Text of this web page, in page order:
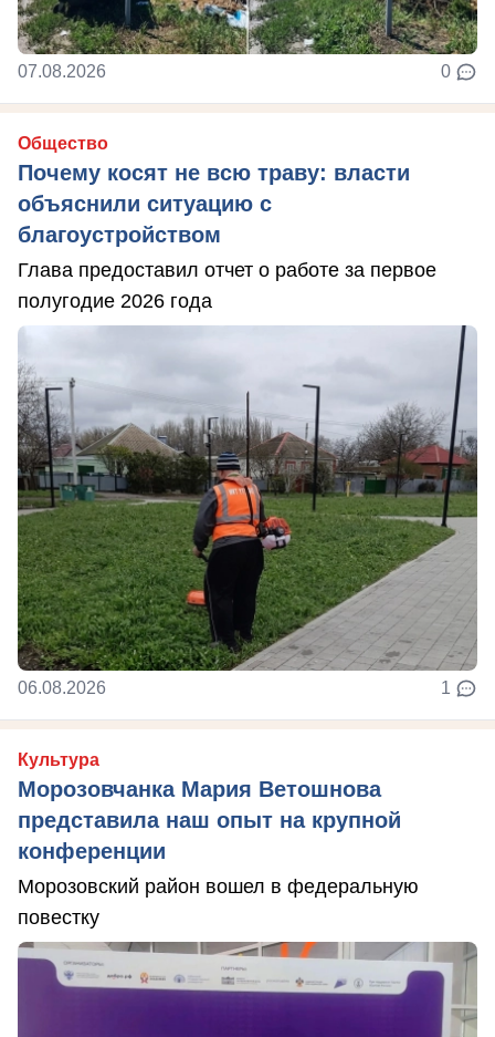
07.08.2026 0
Общество
Почему косят не всю траву: власти
объяснили ситуацию с
благоустройством
Глава предоставил отчет о работе за первое
полугодие 2026 года
06.08.2026 1
Культура
Морозовчанка Мария Ветошнова
представила наш опыт на крупной
конференции
Морозовский район вошел в федеральную
повестку